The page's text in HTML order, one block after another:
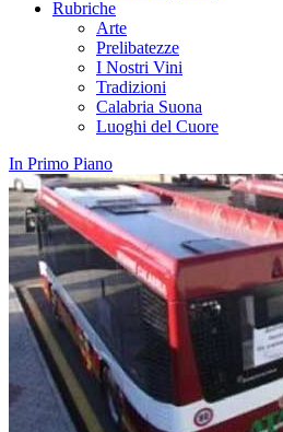
Rubriche
Arte
Prelibatezze
I Nostri Vini
Tradizioni
Calabria Suona
Luoghi del Cuore
In Primo Piano